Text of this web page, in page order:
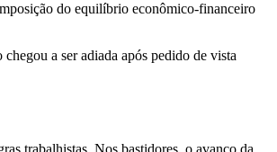
do equilíbrio econômico-financeiro
a ser adiada após pedido de vista
trabalhistas. Nos bastidores, o avanço da